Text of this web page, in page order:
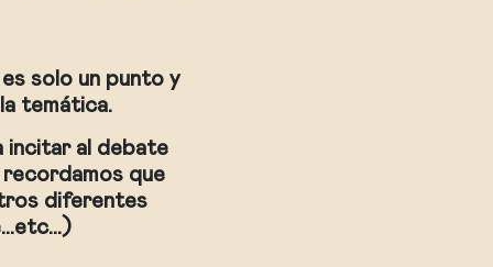
solo un punto y
temática.
incitar al debate
que
diferentes